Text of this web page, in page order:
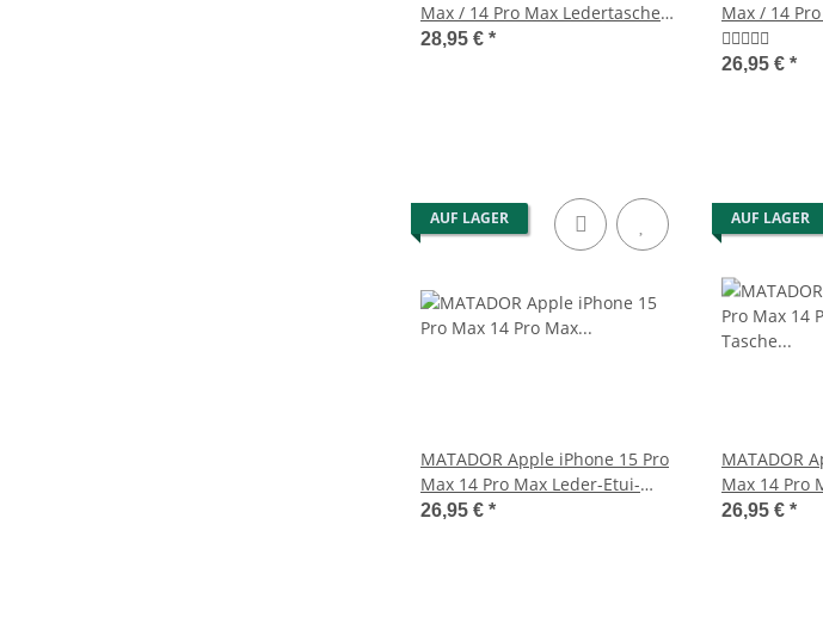
Max / 14 Pro Max Ledertasche
Schwarz
28,95 € *
Max / 14
Schwarz
26,95 € *
AUF LAGER
MATADOR Apple iPhone 15 Pro
Max 14 Pro Max Leder-Etui-
Tasche Braun
26,95 € *
AUF LAGER
MATADOR
Max 14 Pro
Schwarz
26,95 € *